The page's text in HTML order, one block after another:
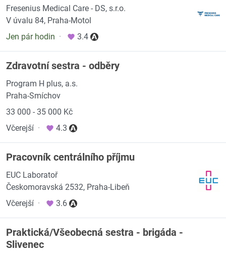
Fresenius Medical Care - DS, s.r.o.
V úvalu 84, Praha-Motol
Jen pár hodin · 3.4
Zdravotní sestra - odběry
Program H plus, a.s.
Praha-Smíchov
33 000 - 35 000 Kč
Včerejší · 4.3
Pracovník centrálního příjmu
EUC Laboratoř
Českomoravská 2532, Praha-Libeň
Včerejší · 3.6
Praktická/Všeobecná sestra - brigáda -
Slivenec